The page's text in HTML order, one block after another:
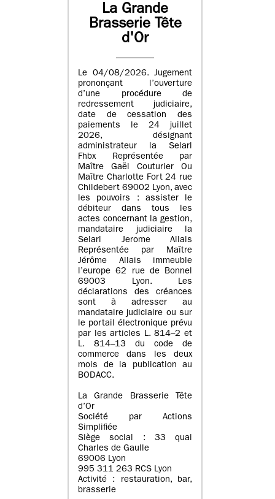
La Grande
Brasserie Tête
d'Or
Le 04/08/2026. Jugement
prononçant l’ouverture
d’une procédure de
redressement judiciaire,
date de cessation des
paiements le 24 juillet
2026, désignant
administrateur la Selarl
Fhbx Représentée par
Maître Gaël Couturier Ou
Maître Charlotte Fort 24 rue
Childebert 69002 Lyon, avec
les pouvoirs : assister le
débiteur dans tous les
actes concernant la gestion,
mandataire judiciaire la
Selarl Jerome Allais
Représentée par Maître
Jérôme Allais immeuble
l’europe 62 rue de Bonnel
69003 Lyon. Les
déclarations des créances
sont à adresser au
mandataire judiciaire ou sur
le portail électronique prévu
par les articles L. 814–2 et
L. 814–13 du code de
commerce dans les deux
mois de la publication au
BODACC.
La Grande Brasserie Tête
d’Or
Société par Actions
Simplifiée
Siège social : 33 quai
Charles de Gaulle
69006 Lyon
995 311 263 RCS Lyon
Activité : restauration, bar,
brasserie